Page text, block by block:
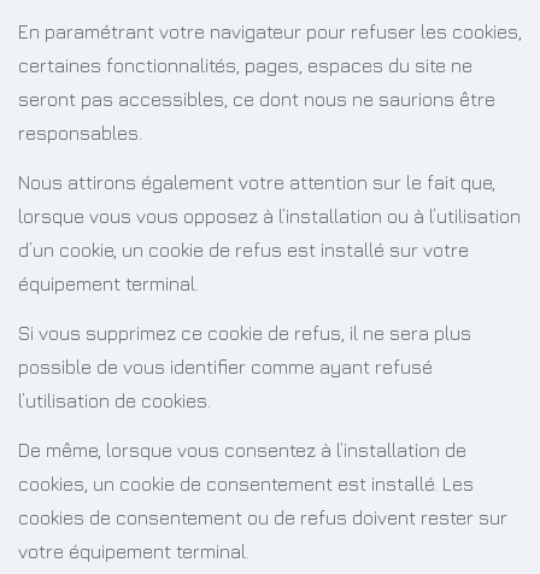
En paramétrant votre navigateur pour refuser les cookies,
certaines fonctionnalités, pages, espaces du site ne
seront pas accessibles, ce dont nous ne saurions être
responsables.
Nous attirons également votre attention sur le fait que,
lorsque vous vous opposez à l’installation ou à l’utilisation
d’un cookie, un cookie de refus est installé sur votre
équipement terminal.
Si vous supprimez ce cookie de refus, il ne sera plus
possible de vous identifier comme ayant refusé
l’utilisation de cookies.
De même, lorsque vous consentez à l’installation de
cookies, un cookie de consentement est installé. Les
cookies de consentement ou de refus doivent rester sur
votre équipement terminal.